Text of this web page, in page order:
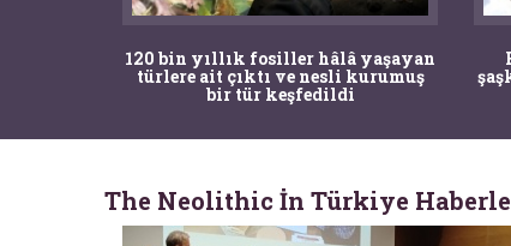
120 bin yıllık fosiller hâlâ yaşayan
türlere ait çıktı ve nesli kurumuş
bir tür keşfedildi
The Neolithic İn Türkiye